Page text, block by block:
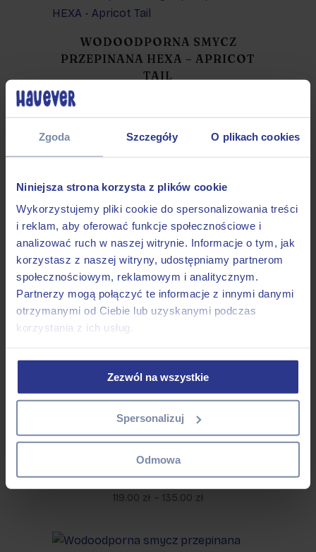
Zgoda Szczegóły O plikach cookies
Niniejsza strona korzysta z plików cookie
Wykorzystujemy pliki cookie do spersonalizowania treści
i reklam, aby oferować funkcje społecznościowe i
analizować ruch w naszej witrynie. Informacje o tym, jak
korzystasz z naszej witryny, udostępniamy partnerom
społecznościowym, reklamowym i analitycznym.
Partnerzy mogą połączyć te informacje z innymi danymi
otrzymanymi od Ciebie lub uzyskanymi podczas
korzystania z ich usług.
Zezwól na wszystkie
Spersonalizuj
Odmowa
WODOODPORNA SMYCZ
PRZEPINANA HEXA – APRICOT
TAIL
PRZEPINANA HEXA – DOG
TONGUE
119.00zł–149.00zł
WODOODPORNA SMYCZ
PRZEPINANA HEXA –
FORBIDDEN FRUIT
119.00zł–149.00zł
PRZEPINANA HEXA – ANNOYING
PINK
119.00 zł – 135.00 zł